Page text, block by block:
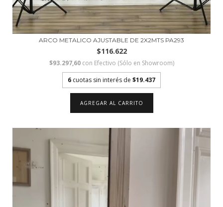
ARCO METALICO AJUSTABLE DE 2X2MTS PA293
$116.622
$93.297,60 con Efectivo (Sólo en Showroom)
6 cuotas sin interés de $19.437